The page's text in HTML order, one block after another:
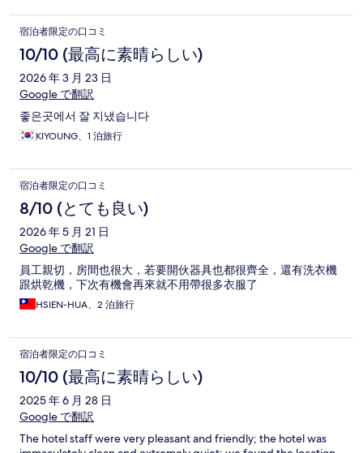
ミ、空き缶、ペットボトル。ゴミボックスの上に、調理台スペ
ースがあると、便利だと思いました。 全体的には、とても満足
なホテルでした。
宿泊者限定の口コミ
10/10 (最高に素晴らしい)
2026 年 3 月 23 日
Google で翻訳
좋은곳에서 잘 지냈습니다
KIYOUNG、1 泊旅行
宿泊者限定の口コミ
8/10 (とても良い)
2026 年 5 月 21 日
Google で翻訳
員工親切，房間也很大，若要開伙器具也都很齊全，還有洗衣機
跟烘乾機，下次有機會再來就不用帶很多衣服了
HSIEN-HUA、2 泊旅行
宿泊者限定の口コミ
10/10 (最高に素晴らしい)
2025 年 6 月 28 日
Google で翻訳
The hotel staff were very pleasant and friendly; the hotel was